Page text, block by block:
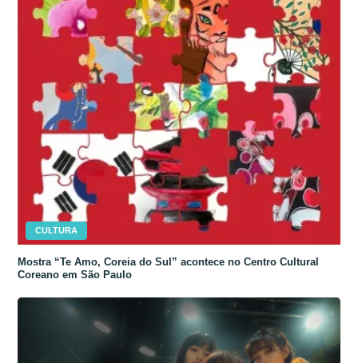
CULTURA
Mostra “Te Amo, Coreia do Sul” acontece no Centro Cultural
Coreano em São Paulo